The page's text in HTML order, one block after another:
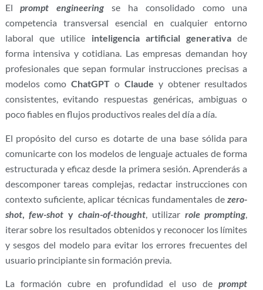
Elprompt engineering se ha consolidado como una
competencia transversal esencial en cualquier entorno
laboral que utilice inteligencia artificial generativa de
forma intensiva y cotidiana. Las empresas demandan hoy
profesionales que sepan formular instrucciones precisas a
modelos comoChatGPT o Claude y obtener resultados
consistentes, evitando respuestas genéricas, ambiguas o
poco fiables en flujos productivos reales del día a día.
El propósito del curso es dotarte de una base sólida para
comunicarte con los modelos de lenguaje actuales de forma
estructurada y eficaz desde la primera sesión. Aprenderás a
descomponer tareas complejas, redactar instrucciones con
contexto suficiente, aplicar técnicas fundamentales de zero-
shot,few-shot ychain-of-thought , utilizar role prompting
iterar sobre los resultados obtenidos y reconocer los límites
y sesgos del modelo para evitar los errores frecuentes del
usuario principiante sin formación previa.
La formación cubre en profundidad el uso deprompt